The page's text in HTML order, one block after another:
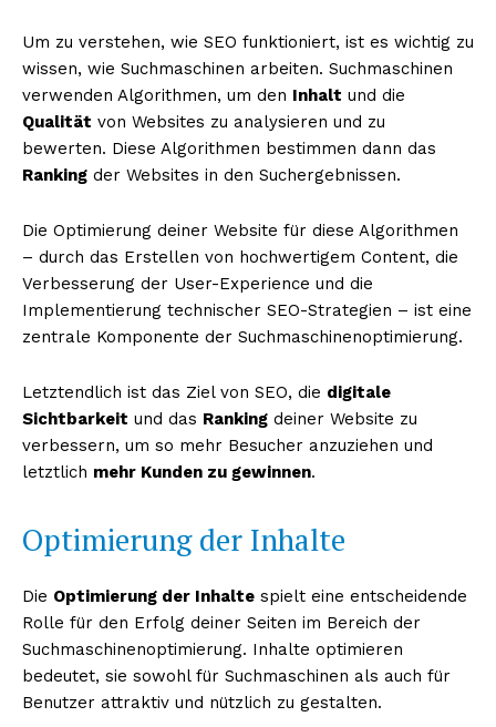
Um zu verstehen, wie SEO funktioniert, ist es wichtig zu
wissen, wie Suchmaschinen arbeiten. Suchmaschinen
verwenden Algorithmen, um den Inhalt und die
Qualität von Websites zu analysieren und zu
bewerten. Diese Algorithmen bestimmen dann das
Ranking der Websites in den Suchergebnissen.
Die Optimierung deiner Website für diese Algorithmen
– durch das Erstellen von hochwertigem Content, die
Verbesserung der User-Experience und die
Implementierung technischer SEO-Strategien – ist eine
zentrale Komponente der Suchmaschinenoptimierung.
Letztendlich ist das Ziel von SEO, die digitale
Sichtbarkeit und das Ranking deiner Website zu
verbessern, um so mehr Besucher anzuziehen und
letztlich mehr Kunden zu gewinnen.
Optimierung der Inhalte
Die Optimierung der Inhalte spielt eine entscheidende
Rolle für den Erfolg deiner Seiten im Bereich der
Suchmaschinenoptimierung. Inhalte optimieren
bedeutet, sie sowohl für Suchmaschinen als auch für
Benutzer attraktiv und nützlich zu gestalten.